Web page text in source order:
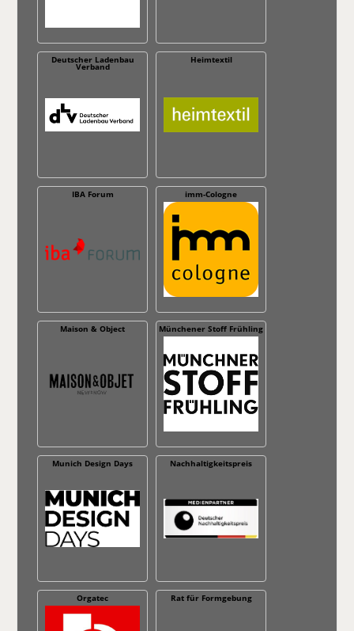
Deutscher Ladenbau
Verband
Heimtextil
IBA Forum imm-Cologne
Maison & Object Münchener Stoff Frühling
Munich Design Days Nachhaltig­keitspreis
Orgatec Rat für Formgebung